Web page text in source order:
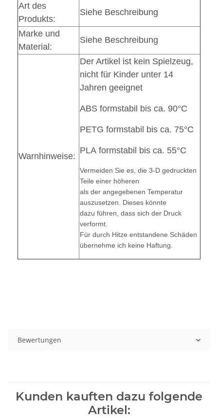
Art des
Produkts:
Siehe Beschreibung
Marke und
Material:
Siehe Beschreibung
Warnhinweise:
Der Artikel ist kein Spielzeug,
nicht für Kinder unter 14
Jahren geeignet
ABS formstabil bis ca. 90°C
PETG formstabil bis ca. 75°C
PLA formstabil bis ca. 55°C
Vermeiden Sie es, die 3-D gedruckten
Teile einer höheren
als der angegebenen Temperatur
auszusetzen. Dieses könnte
dazu führen, dass sich der Druck
verformt.
Für durch Hitze entstandene Schäden
übernehme ich keine Haftung.
Bewertungen
Kunden kauften dazu folgende
Artikel: